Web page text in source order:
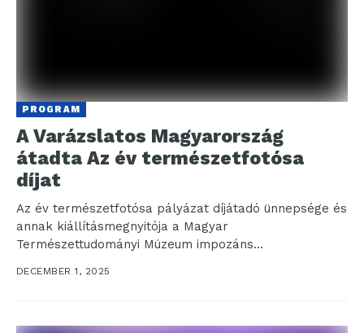
PROGRAM
A Varázslatos Magyarország
átadta Az év természetfotósa
díjat
Az év természetfotósa pályázat díjátadó ünnepsége és
annak kiállításmegnyitója a Magyar
Természettudományi Múzeum impozáns
Tibor* vehette át Az...
DECEMBER 1, 2025